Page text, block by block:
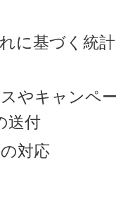
に基づく統
やキャンペ
送付
対応